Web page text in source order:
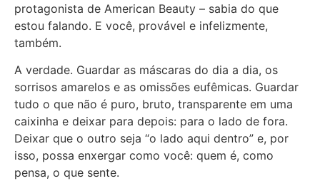
protagonista de American Beauty – sabia do que
estou falando. E você, provável e infelizmente,
também.
A verdade. Guardar as máscaras do dia a dia, os
sorrisos amarelos e as omissões eufêmicas. Guardar
tudo o que não é puro, bruto, transparente em uma
caixinha e deixar para depois: para o lado de fora.
Deixar que o outro seja “o lado aqui dentro” e, por
isso, possa enxergar como você: quem é, como
pensa, o que sente.